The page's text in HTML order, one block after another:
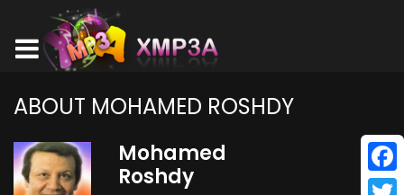
ABOUT MOHAMED ROSHDY
Mohamed
Roshdy